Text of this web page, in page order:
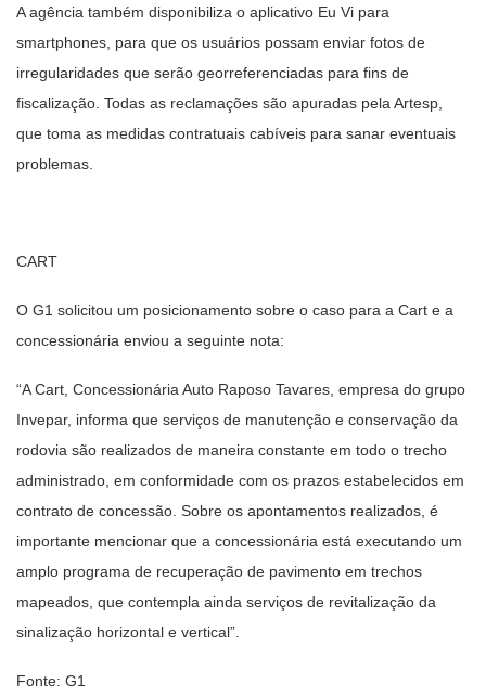
A agência também disponibiliza o aplicativo Eu Vi para
smartphones, para que os usuários possam enviar fotos de
irregularidades que serão georreferenciadas para fins de
fiscalização. Todas as reclamações são apuradas pela Artesp,
que toma as medidas contratuais cabíveis para sanar eventuais
problemas.
CART
O G1 solicitou um posicionamento sobre o caso para a Cart e a
concessionária enviou a seguinte nota:
“A Cart, Concessionária Auto Raposo Tavares, empresa do grupo
Invepar, informa que serviços de manutenção e conservação da
rodovia são realizados de maneira constante em todo o trecho
administrado, em conformidade com os prazos estabelecidos em
contrato de concessão. Sobre os apontamentos realizados, é
importante mencionar que a concessionária está executando um
amplo programa de recuperação de pavimento em trechos
mapeados, que contempla ainda serviços de revitalização da
sinalização horizontal e vertical”.
Fonte: G1